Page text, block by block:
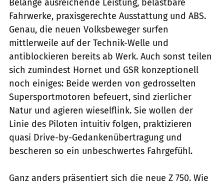
Belange ausreichende Leistung, belastbare
Fahrwerke, praxisgerechte Ausstattung und ABS.
Genau, die neuen Volksbeweger surfen
mittlerweile auf der Technik-Welle und
antiblockieren bereits ab Werk. Auch sonst teilen
sich zumindest Hornet und GSR konzeptionell
noch einiges: Beide werden von gedrosselten
Supersportmotoren befeuert, sind zierlicher
Natur und agieren wieselflink. Sie wollen der
Linie des Piloten intuitiv folgen, praktizieren
quasi Drive-by-Gedankenübertragung und
bescheren so ein unbeschwertes Fahrgefühl.
Ganz anders präsentiert sich die neue Z 750. Wie